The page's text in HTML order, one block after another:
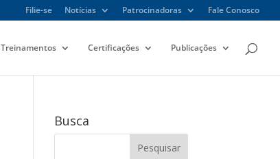
Filie-se Notícias Patrocinadoras Fale Conosco
Treinamentos Certificações Publicações
Busca